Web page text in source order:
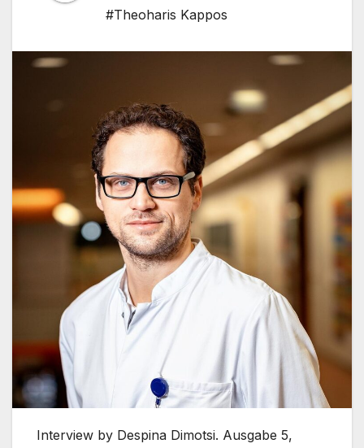
#Theoharis Kappos
Interview by Despina Dimotsi. Ausgabe 5,